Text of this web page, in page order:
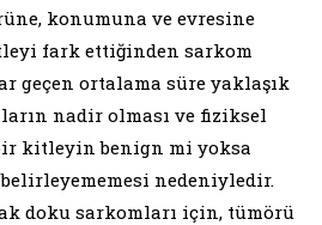
konumuna ve evresine
fark ettiğinden sarkom
geçen ortalama süre yaklaşık
nadir olması ve fiziksel
kitleyin benign mi yoksa
nedeniyledir.
doku sarkomları için, tümörü